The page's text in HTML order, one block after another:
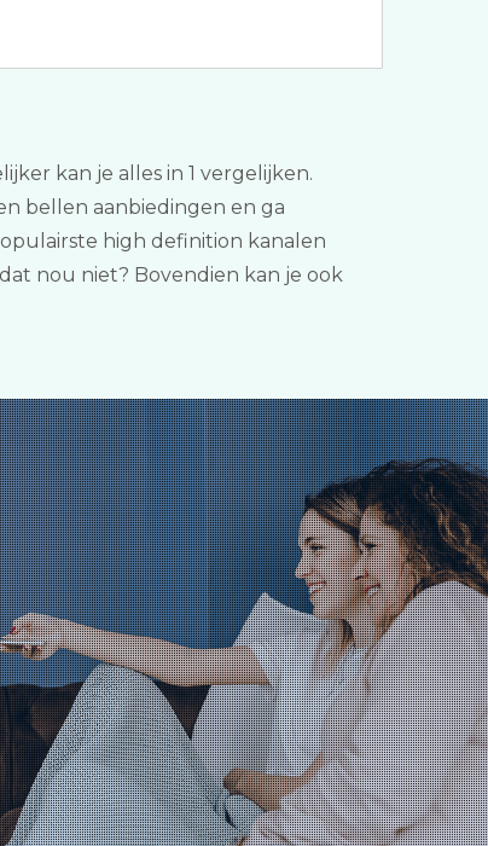
kan je alles in 1 vergelijken.
bellen aanbiedingen en ga
high definition kanalen
nou niet? Bovendien kan je ook